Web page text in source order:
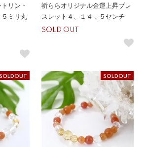
リン・
ミリ丸
祈ららオリジナル金運上昇ブレ
スレット４、１４．５センチ
SOLD OUT
SOLDOUT